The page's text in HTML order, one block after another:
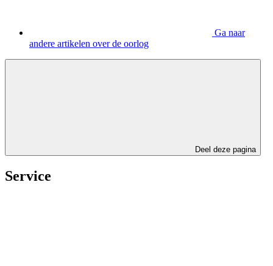
Ga naar
andere artikelen over de oorlog
Deel deze pagina
Service